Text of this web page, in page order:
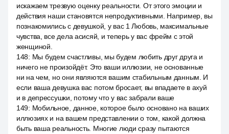
искажаем трезвую оценку реальности. От этого эмоции и
действия наши становятся непродуктивными. Например, вы
познакомились с девушкой, у вас 1 Любовь, максимальные
чувства, все дела асисяй, и теперь у вас фрейм с этой
женщиной.
148: Мы будем счастливы, мы будем любить друг друга и
ничего не произойдёт. Это ваши иллюзии, не основанные
ни на чем, но они являются вашим стабильным данным. И
если ваша девушка вас потом бросает, вы впадаете в ахуй
и в депрессушки, потому что у вас забрали ваше
149: Мобильное, данное, которое было основано на ваших
иллюзиях и на вашем представлении о том, какой должна
быть ваша реальность. Многие люди сразу пытаются